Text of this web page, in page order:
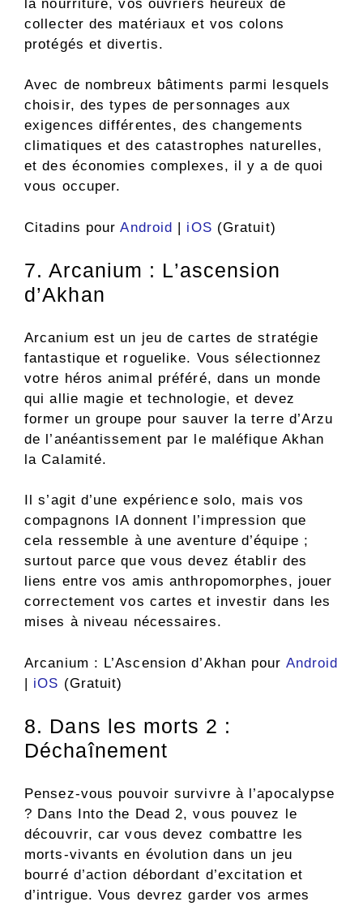
la nourriture, vos ouvriers heureux de
collecter des matériaux et vos colons
protégés et divertis.
Avec de nombreux bâtiments parmi lesquels
choisir, des types de personnages aux
exigences différentes, des changements
climatiques et des catastrophes naturelles,
et des économies complexes, il y a de quoi
vous occuper.
Citadins pourAndroid | iOS (Gratuit)
7. Arcanium : L’ascension
d’Akhan
Arcanium est un jeu de cartes de stratégie
fantastique et roguelike. Vous sélectionnez
votre héros animal préféré, dans un monde
qui allie magie et technologie, et devez
former un groupe pour sauver la terre d’Arzu
de l’anéantissement par le maléfique Akhan
la Calamité.
Il s’agit d’une expérience solo, mais vos
compagnons IA donnent l’impression que
cela ressemble à une aventure d’équipe ;
surtout parce que vous devez établir des
liens entre vos amis anthropomorphes, jouer
correctement vos cartes et investir dans les
mises à niveau nécessaires.
Arcanium : L’Ascension d’Akhan pour Android
| iOS (Gratuit)
8. Dans les morts 2 :
Déchaînement
Pensez-vous pouvoir survivre à l’apocalypse
? Dans Into the Dead 2, vous pouvez le
découvrir, car vous devez combattre les
morts-vivants en évolution dans un jeu
bourré d’action débordant d’excitation et
d’intrigue. Vous devrez garder vos armes